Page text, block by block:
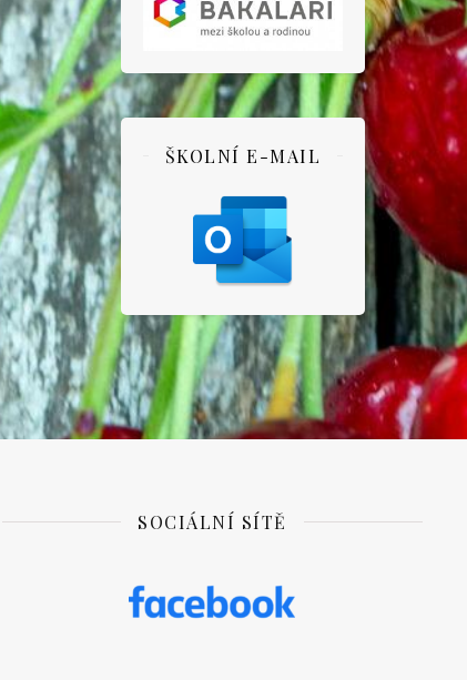
ŠKOLNÍ E-MAIL
SOCIÁLNÍ SÍTĚ